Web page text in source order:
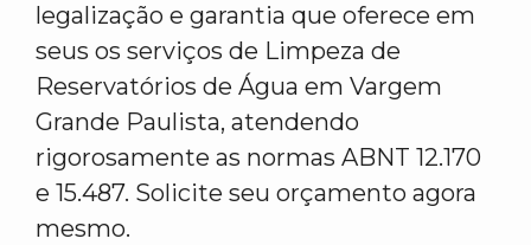
legalização e garantia que oferece em
seus os serviços de Limpeza de
Reservatórios de Água em Vargem
Grande Paulista, atendendo
rigorosamente as normas ABNT 12.170
e 15.487. Solicite seu orçamento agora
mesmo.